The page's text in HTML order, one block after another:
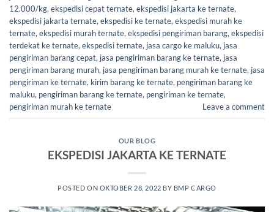
12.000/kg,ekspedisi cepat ternate,ekspedisi jakarta ke ternate,
ekspedisi jakarta ternate,ekspedisi ke ternate,ekspedisi murah ke
ternate,ekspedisi murah ternate,ekspedisi pengiriman barang,ekspedisi
terdekat ke ternate,ekspedisi ternate, jasa cargo ke maluku, jasa
pengiriman barang cepat, jasa pengiriman barang ke ternate, jasa
pengiriman barang murah, jasa pengiriman barang murah ke ternate, jasa
pengiriman ke ternate, kirim barang ke ternate, pengiriman barang ke
maluku, pengiriman barang ke ternate, pengiriman ke ternate,
pengiriman murah ke ternate
Leave a comment
OUR BLOG
EKSPEDISI JAKARTA KE TERNATE
POSTED ON OKTOBER 28, 2022 BY BMP CARGO